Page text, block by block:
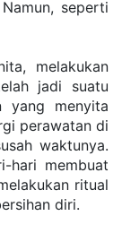
seperti
melakukan
jadi suatu
yang menyita
perawatan di
waktunya.
hari membuat
ritual
diri.